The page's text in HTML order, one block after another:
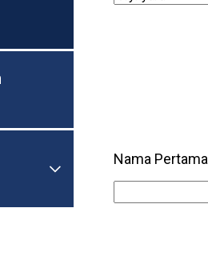
Nama Pertama
Togol Menu
